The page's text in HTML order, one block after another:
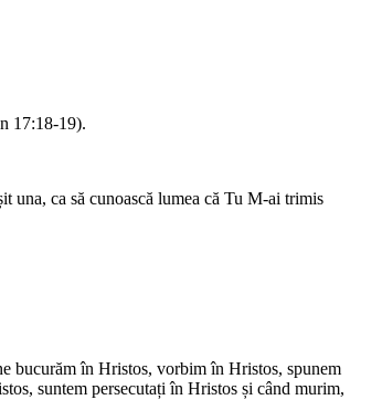
17:18-19).
una, ca să cunoască lumea că Tu M-ai trimis
bucurăm în Hristos, vorbim în Hristos, spunem
suntem persecutați în Hristos și când murim,